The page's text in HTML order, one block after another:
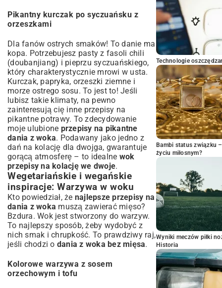
Pikantny kurczak po syczuańsku z
orzeszkami
Dla fanów ostrych smaków! To danie ma
kopa. Potrzebujesz pasty z fasoli chili
(doubanjiang) i pieprzu syczuańskiego,
który charakterystycznie mrowi w usta.
Kurczak, papryka, orzeszki ziemne i
morze ostrego sosu. To jest to! Jeśli
lubisz takie klimaty, na pewno
zainteresują cię inne przepisy na
pikantne potrawy. To zdecydowanie
moje ulubione przepisy na pikantne
dania z woka. Podawany jako jedno z
dań na kolację dla dwojga, gwarantuje
gorącą atmosferę – to idealne wok
przepisy na kolację we dwoje.
Wegetariańskie i wegańskie
inspiracje: Warzywa w woku
Kto powiedział, że najlepsze przepisy na
dania z woka muszą zawierać mięso?
Bzdura. Wok jest stworzony do warzyw.
To najlepszy sposób, żeby wydobyć z
nich smak i chrupkość. To prawdziwy raj,
jeśli chodzi o dania z woka bez mięsa.
Kolorowe warzywa z sosem
orzechowym i tofu
Technologie
Bambi status związku
życiu miłosnym?
Wyniki meczów piłki
Historia